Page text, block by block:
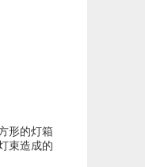
形的灯箱
束造成的